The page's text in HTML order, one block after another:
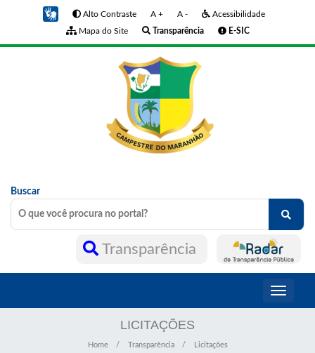
Alto Contraste A + A -
Acessibilidade
Mapa do Site
Transparência E-SIC
Buscar
Transparência
Toggle
LICITAÇÕES
Home Transparência Licitações